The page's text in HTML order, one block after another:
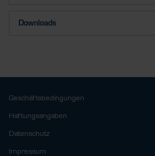
Downloads
Geschäftsbedingungen
Haftungsangaben
Datenschutz
Impressum